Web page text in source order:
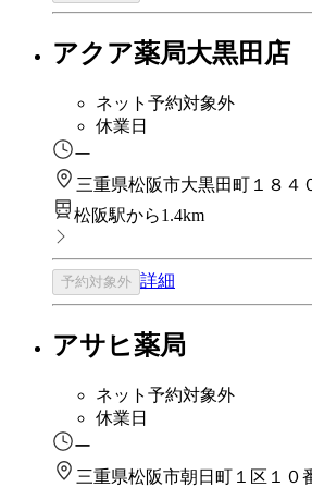
アクア薬局大黒田店
ネット予約対象外
休業日
ー
三重県松阪市大黒田町１８４
松阪駅から1.4km
予約対象外 詳細
アサヒ薬局
ネット予約対象外
休業日
ー
三重県松阪市朝日町１区１０